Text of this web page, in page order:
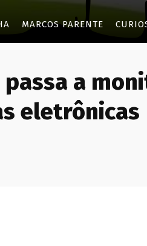
MARCOS PARENTE
a
eletrônicas